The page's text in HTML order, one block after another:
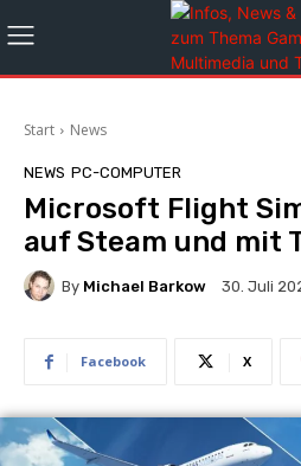
Start News
NEWS PC-COMPUTER
Microsoft Flight
auf Steam und mit
By Michael Barkow 30. Juli
Facebook X